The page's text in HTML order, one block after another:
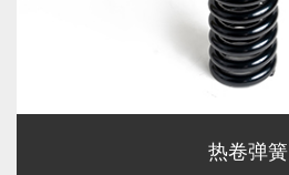
热卷弹簧